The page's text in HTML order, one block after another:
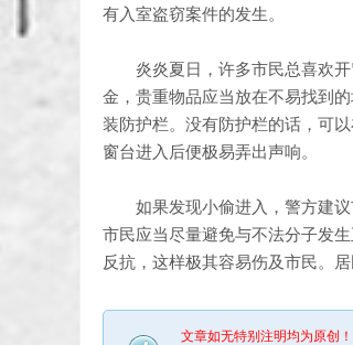
有入室盗窃案件的发生。
炎炎夏日，许多市民总喜欢开
金，贵重物品应当放在不易找到
装防护栏。没有防护栏的话，可
窗台进入后便极易弄出声响。
如果发现小偷进入，警方建议
市民应当尽量避免与不法分子发
反抗，这样极其容易伤及市民。
文章如无特别注明均为原创！